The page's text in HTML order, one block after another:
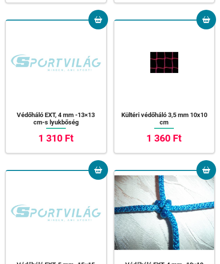
Védőháló EXT, 4 mm -13×13
cm-s lyukbőség
1 310 Ft
Kültéri védőháló 3,5 mm 10x10
cm
1 360 Ft